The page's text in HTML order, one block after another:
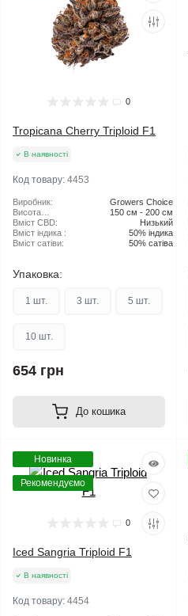
0
Tropicana Cherry Triploid F1
В наявності
Код товару: 4453
Виробник:
Growers Choice
Висота
рослини:
150 см - 200 см
Вміст CBD:
Низький
Вміст індика :
50% індика
Вміст сатіви:
50% сатіва
Упаковка:
1 шт. 3 шт. 5 шт.
10 шт.
654 грн
До кошика
Новинка
Рекомендуємо
0
Iced Sangria Triploid F1
В наявності
Код товару: 4454